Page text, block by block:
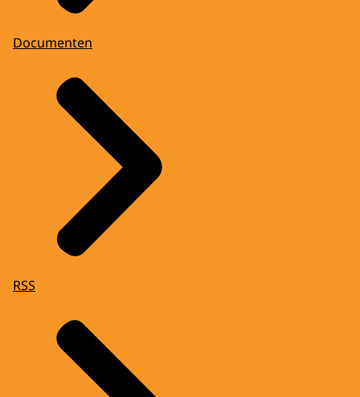
Documenten
RSS